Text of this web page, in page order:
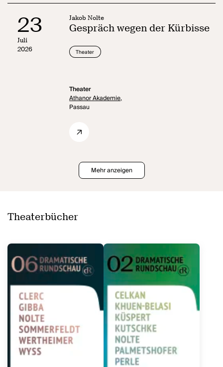
23
Juli
2026
Jakob Nolte
Gespräch wegen der Kürbisse
Theater
Theater
Athanor Akademie,
Passau
Mehr anzeigen
Theaterbücher